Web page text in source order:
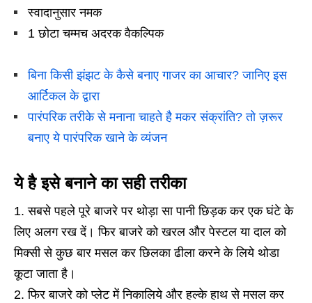
स्वादानुसार नमक
1 छोटा चम्मच अदरक वैकल्पिक
बिना किसी झंझट के कैसे बनाए गाजर का आचार? जानिए इस
आर्टिकल के द्वारा
पारंपरिक तरीके से मनाना चाहते है मकर संक्रांति? तो ज़रूर
बनाए ये पारंपरिक खाने के व्यंजन
ये है इसे बनाने का सही तरीका
सबसे पहले पूरे बाजरे पर थोड़ा सा पानी छिड़क कर एक घंटे के
लिए अलग रख दें। फिर बाजरे को खरल और पेस्टल या दाल को
मिक्सी से कुछ बार मसल कर छिलका ढीला करने के लिये थोडा
कूटा जाता है।
फिर बाजरे को प्लेट में निकालिये और हल्के हाथ से मसल कर